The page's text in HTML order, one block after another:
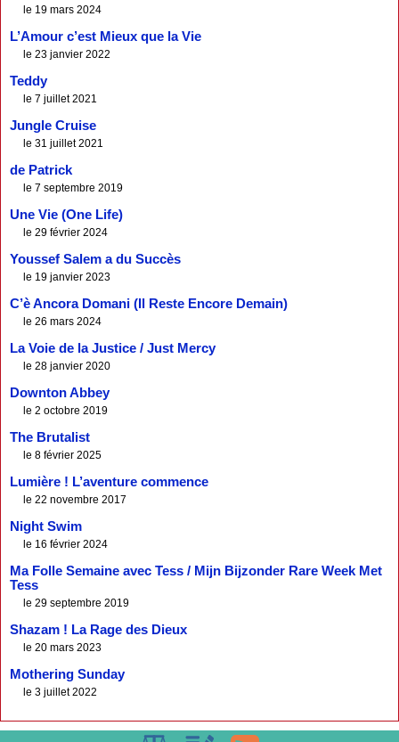
le 19 mars 2024
L’Amour c’est Mieux que la Vie
le 23 janvier 2022
Teddy
le 7 juillet 2021
Jungle Cruise
le 31 juillet 2021
de Patrick
le 7 septembre 2019
Une Vie (One Life)
le 29 février 2024
Youssef Salem a du Succès
le 19 janvier 2023
C’è Ancora Domani (Il Reste Encore Demain)
le 26 mars 2024
La Voie de la Justice / Just Mercy
le 28 janvier 2020
Downton Abbey
le 2 octobre 2019
The Brutalist
le 8 février 2025
Lumière ! L’aventure commence
le 22 novembre 2017
Night Swim
le 16 février 2024
Ma Folle Semaine avec Tess / Mijn Bijzonder Rare Week Met
Tess
le 29 septembre 2019
Shazam ! La Rage des Dieux
le 20 mars 2023
Mothering Sunday
le 3 juillet 2022